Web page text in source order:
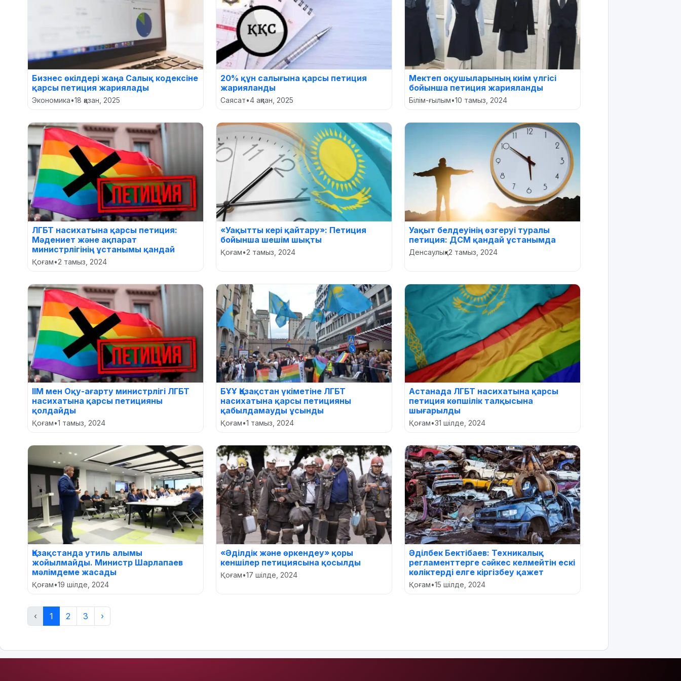
Бизнес өкілдері жаңа Салық кодексіне
қарсы петиция жариялады
Экономика•18 қазан, 2025
20% құн салығына қарсы петиция
жарияланды
Саясат•4 ақпан, 2025
Мектеп оқушыларының киім үлгісі
бойынша петиция жарияланды
Білім-ғылым•10 тамыз, 2024
ЛГБТ насихатына қарсы петиция:
Мәдениет және ақпарат
министрлігінің ұстанымы қандай
Қоғам•2 тамыз, 2024
«Уақытты кері қайтару»: Петиция
бойынша шешім шықты
Қоғам•2 тамыз, 2024
Уақыт белдеуінің өзгеруі туралы
петиция: ДСМ қандай ұстанымда
Денсаулық•2 тамыз, 2024
ІІМ мен Оқу-ағарту министрлігі ЛГБТ
насихатына қарсы петицияны
қолдайды
Қоғам•1 тамыз, 2024
БҰҰ Қазақстан үкіметіне ЛГБТ
насихатына қарсы петицияны
қабылдамауды ұсынды
Қоғам•1 тамыз, 2024
Астанада ЛГБТ насихатына қарсы
петиция көпшілік талқысына
шығарылды
Қоғам•31 шілде, 2024
Қазақстанда утиль алымы
жойылмайды. Министр Шарлапаев
мәлімдеме жасады
Қоғам•19 шілде, 2024
«Әділдік және өркендеу» қоры
кеншілер петициясына қосылды
Қоғам•17 шілде, 2024
Әділбек Бектібаев: Техникалық
регламенттерге сәйкес келмейтін ескі
көліктерді елге кіргізбеу қажет
Қоғам•15 шілде, 2024
‹ 1 2 3 ›